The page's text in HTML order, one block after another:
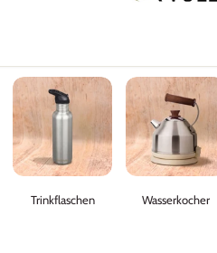
Trinkflaschen Wasserkocher